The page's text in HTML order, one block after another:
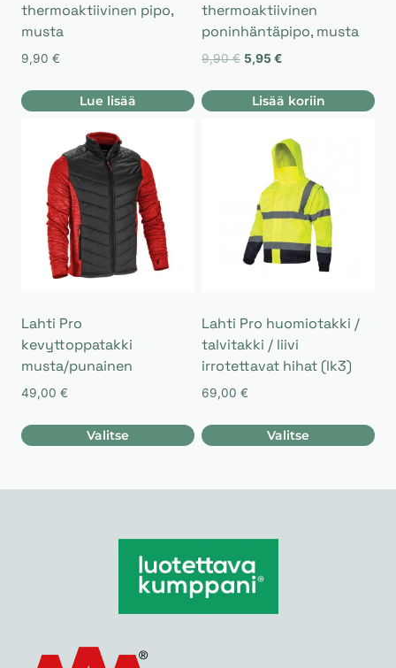
thermoaktiivinen pipo,
musta
9,90 €
Lue lisää
thermoaktiivinen
poninhäntäpipo, musta
9,90€ Alkuperäinen
oli:
9,90 €.
5,95 €Nykyinen
on:
5,95 €.
Lisää koriin
Lahti Pro
kevyttoppatakki
musta/punainen
49,00 €
Valitse
sivulla.
Lahti Pro huomiotakki /
talvitakki / liivi
irrotettavat hihat (lk3)
69,00 €
Valitse
muunnelma.
Voit
tehdä
valinnat